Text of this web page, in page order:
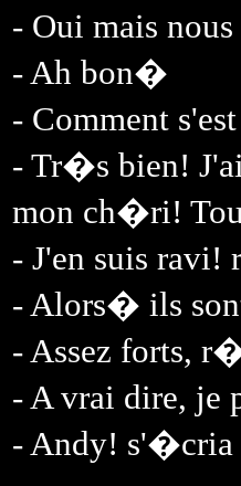
- Oui mais
- Ah bon�
- Comment
- Tr�s bien!
mon ch�ri!
- J'en suis
- Alors� ils
- Assez forts,
- A vrai dire,
- Andy! s'�cria